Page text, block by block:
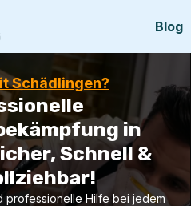
Blog
Schädlingen?
in
Schnell &
professionelle Hilfe bei jedem